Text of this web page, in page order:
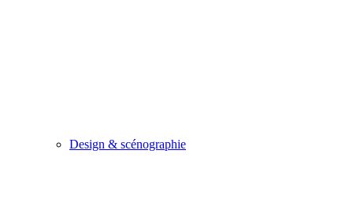
Design & scénographie